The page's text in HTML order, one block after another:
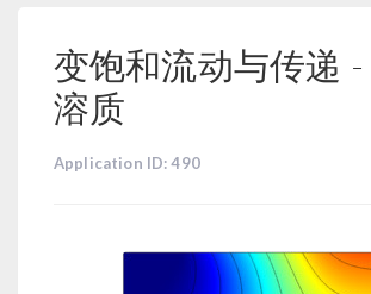
变饱和流动与传递
溶质
Application ID: 490